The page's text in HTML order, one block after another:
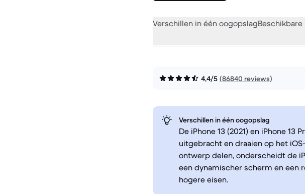
Verschillen in één oogopslag
4,4/5 (86840 reviews)
Verschillen in één oogopslag
De iPhone 13 (2021) en iPhone
uitgebracht en draaien op het
ontwerp delen, onderscheidt de
een dynamischer scherm en
hogere eisen.